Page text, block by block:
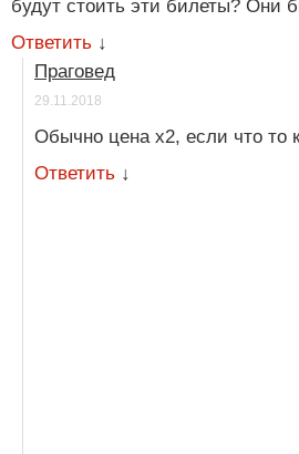
будут стоить эти билеты? Они
Ответить ↓
Праговед
29.11.2018
Обычно цена х2, если что то
Ответить ↓